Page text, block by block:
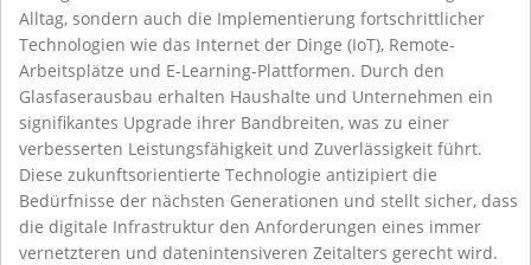
Alltag, sondern auch die Implementierung fortschrittlicher
Technologien wie das Internet der Dinge (IoT), Remote-
Arbeitsplätze und E-Learning-Plattformen. Durch den
Glasfaserausbau erhalten Haushalte und Unternehmen ein
signifikantes Upgrade ihrer Bandbreiten, was zu einer
verbesserten Leistungsfähigkeit und Zuverlässigkeit führt.
Diese zukunftsorientierte Technologie antizipiert die
Bedürfnisse der nächsten Generationen und stellt sicher, dass
die digitale Infrastruktur den Anforderungen eines immer
vernetzteren und datenintensiveren Zeitalters gerecht wird.